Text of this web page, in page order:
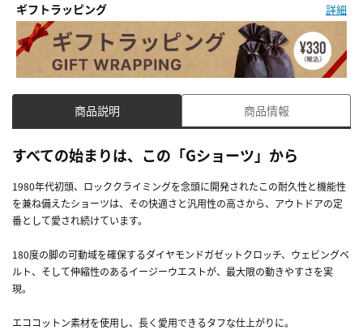
ギフトラッピング 詳細
商品説明 商品情報
すべての始まりは、この「Gショーツ」から
1980年代初頭、ロッククライミングを念頭に開発されたこの耐久性と機能性
を兼ね備えたショーツは、その快適さと汎用性の高さから、アウトドアの定
番として愛され続けています。
180度の脚の可動域を確保するダイヤモンドガゼットクロッチ、ウェビングベ
ルト、そして伸縮性のあるイージーウエストが、最大限の動きやすさを実
現。
エココットン素材を使用し、長く愛用できるタフな仕上がりに。